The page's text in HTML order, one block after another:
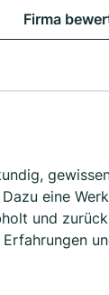
Firma
eine
und
Wir